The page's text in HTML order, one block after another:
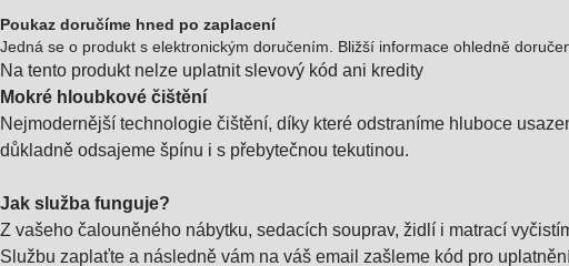
Poukaz doručíme hned po zaplacení
Jedná se o produkt s elektronickým doručením. Bližší informace ohledně
Na tento produkt nelze uplatnit slevový kód ani kredity
Mokré hloubkové čištění
Nejmodernější technologie čištění, díky které odstraníme hluboce
důkladně odsajeme špínu i s přebytečnou tekutinou.
Jak služba funguje?
Z vašeho čalouněného nábytku, sedacích souprav, židlí i matrací
Službu zaplaťte a následně vám na váš email zašleme kód pro